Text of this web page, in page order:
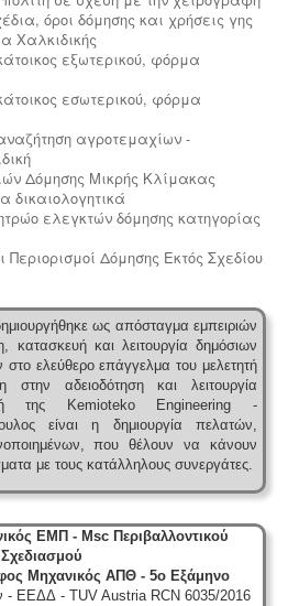
όροι δόμησης και χρήσεις γης
Χαλκιδικής
εξωτερικού, φόρμα
εσωτερικού, φόρμα
αγροτεμαχίων -
Δόμησης Μικρής Κλίμακας
ελεγκτών δόμησης κατηγορίας
Περιορισμοί Δόμησης Εκτός Σχεδίου
ως απόσταγμα εμπειριών
κατασκευή και λειτουργία δημόσιων
ελεύθερο επάγγελμα του μελετητή
στην αδειοδότηση και λειτουργία
της Kemioteko Engineering -
είναι η δημιουργία πελατών,
που θέλουν να κάνουν
με τους κατάλληλους συνεργάτες.
ΕΜΠ - Msc Περιβαλλοντικού
Σχεδιασμού
Μηχανικός ΑΠΘ - 5ο Εξάμηνο
- ΕΕΔΔ - TUV Austria RCN 6035/2016